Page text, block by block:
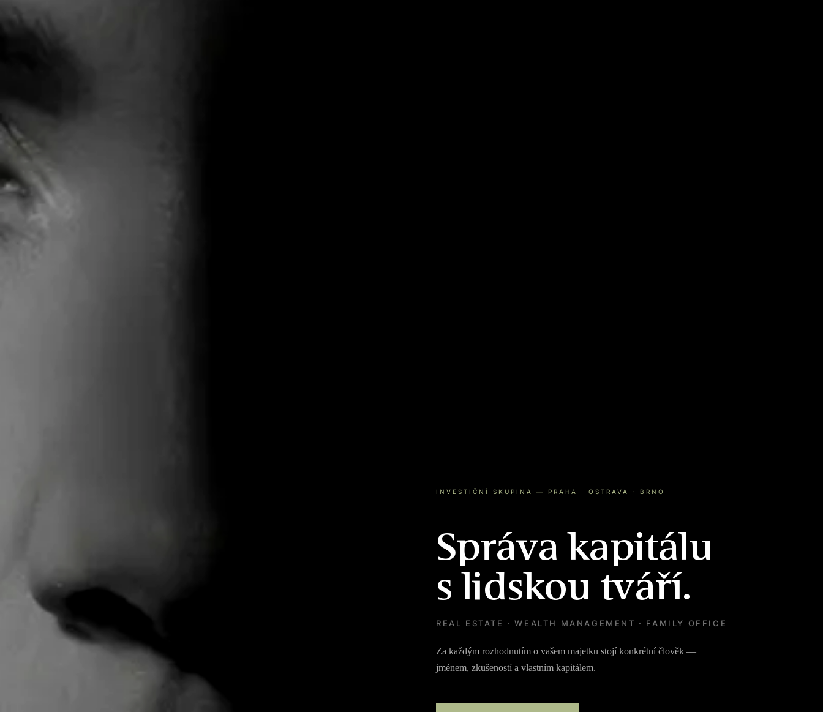
INVESTIČNÍ SKUPINA — PRAHA · OSTRAVA · BRNO
Správa kapitálu
s lidskou tváří.
REAL ESTATE · WEALTH MANAGEMENT · FAMILY OFFICE
Za každým rozhodnutím o vašem majetku stojí konkrétní člověk —
jménem, zkušeností a vlastním kapitálem.